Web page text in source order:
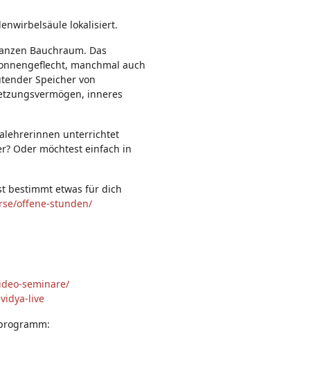
lokalisiert.
Bauchraum. Das
manchmal auch
Speicher von
inneres
unterrichtet
Oder möchtest einfach in
bestimmt etwas für dich
offene-stunden/
seminare/
live